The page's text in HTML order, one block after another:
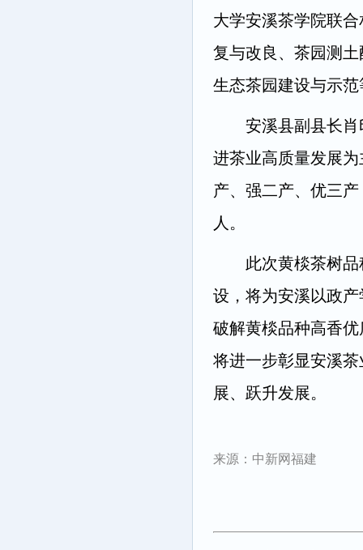
大学安溪茶学院联
复与改良、茶园测
生态茶园建设与示范
安溪县副县长肖
进茶业高质量发展
产、强二产、优三
人。
此次黄棪茶树品种
设，将为安溪以政
破解黄棪品种高香
将进一步彰显安溪
展、跃升发展。
来源：中新网福建